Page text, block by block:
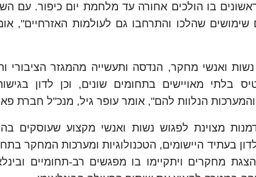
בו הולכים אחורה עד מלחמת יום כיפור. עם
שהלכו והתרחבו גם לעולמות האזרחיים",
ואנשי מחקר, הנדסה ותעשייה מהמגזר הציבורי
בלתי מאויישים בתחומים שונים, וכן לדון
הנלוות להם", אומר עופר גיל, מנכ"ל חברת
מצוינת לפגוש נשות ואנשי מקצוע שעוסקים
בעתיד היישומים, הטכנולוגיות ומערכות המחקר
מחקרים ויתקיימו בו מפגשים רב-תחומיים